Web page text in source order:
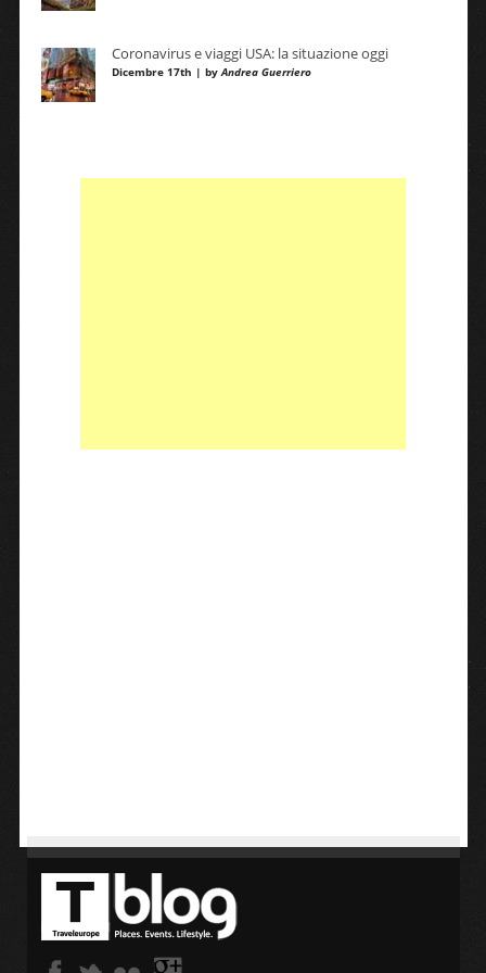
Coronavirus e viaggi USA: la situazione oggi
Dicembre 17th | byAndrea Guerriero